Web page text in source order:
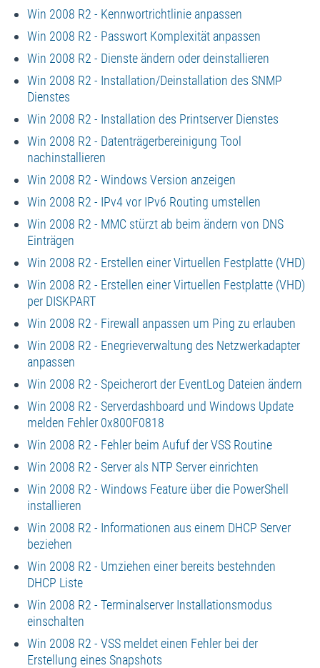
Win 2008 R2 - Kennwortrichtlinie anpassen
Win 2008 R2 - Passwort Komplexität anpassen
Win 2008 R2 - Dienste ändern oder deinstallieren
Win 2008 R2 - Installation/Deinstallation des SNMP
Dienstes
Win 2008 R2 - Installation des Printserver Dienstes
Win 2008 R2 - Datenträgerbereinigung Tool
nachinstallieren
Win 2008 R2 - Windows Version anzeigen
Win 2008 R2 - IPv4 vor IPv6 Routing umstellen
Win 2008 R2 - MMC stürzt ab beim ändern von DNS
Einträgen
Win 2008 R2 - Erstellen einer Virtuellen Festplatte (VHD)
Win 2008 R2 - Erstellen einer Virtuellen Festplatte (VHD)
per DISKPART
Win 2008 R2 - Firewall anpassen um Ping zu erlauben
Win 2008 R2 - Enegrieverwaltung des Netzwerkadapter
anpassen
Win 2008 R2 - Speicherort der EventLog Dateien ändern
Win 2008 R2 - Serverdashboard und Windows Update
melden Fehler 0x800F0818
Win 2008 R2 - Fehler beim Aufuf der VSS Routine
Win 2008 R2 - Server als NTP Server einrichten
Win 2008 R2 - Windows Feature über die PowerShell
installieren
Win 2008 R2 - Informationen aus einem DHCP Server
beziehen
Win 2008 R2 - Umziehen einer bereits bestehnden
DHCP Liste
Win 2008 R2 - Terminalserver Installationsmodus
einschalten
Win 2008 R2 - VSS meldet einen Fehler bei der
Erstellung eines Snapshots